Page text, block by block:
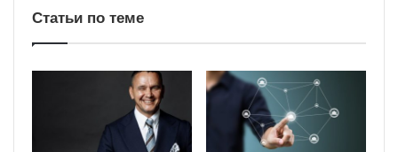
Статьи по теме